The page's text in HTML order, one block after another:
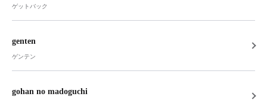
ゲットバック
genten
ゲンテン
gohan no madoguchi